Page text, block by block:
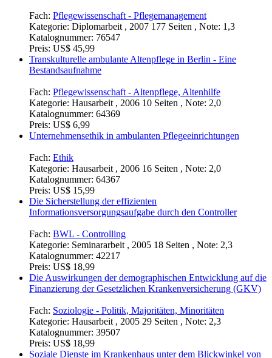
Fach: Pflegewissenschaft - Pflegemanagement
Kategorie: Diplomarbeit , 2007 177 Seiten , Note: 1,3
Katalognummer: 76547
Preis: US$ 45,99
Transkulturelle ambulante Altenpflege in Berlin - Eine
Bestandsaufnahme
Fach: Pflegewissenschaft - Altenpflege, Altenhilfe
Kategorie: Hausarbeit , 2006 10 Seiten , Note: 2,0
Katalognummer: 64369
Preis: US$ 6,99
Unternehmensethik in ambulanten Pflegeeinrichtungen
Fach: Ethik
Kategorie: Hausarbeit , 2006 16 Seiten , Note: 2,0
Katalognummer: 64367
Preis: US$ 15,99
Die Sicherstellung der effizienten
Informationsversorgungsaufgabe durch den Controller
Fach: BWL - Controlling
Kategorie: Seminararbeit , 2005 18 Seiten , Note: 2,3
Katalognummer: 42217
Preis: US$ 18,99
Die Auswirkungen der demographischen Entwicklung auf die
Finanzierung der Gesetzlichen Krankenversicherung (GKV)
Fach: Soziologie - Politik, Majoritäten, Minoritäten
Kategorie: Hausarbeit , 2005 29 Seiten , Note: 2,3
Katalognummer: 39507
Preis: US$ 18,99
Soziale Dienste im Krankenhaus unter dem Blickwinkel von